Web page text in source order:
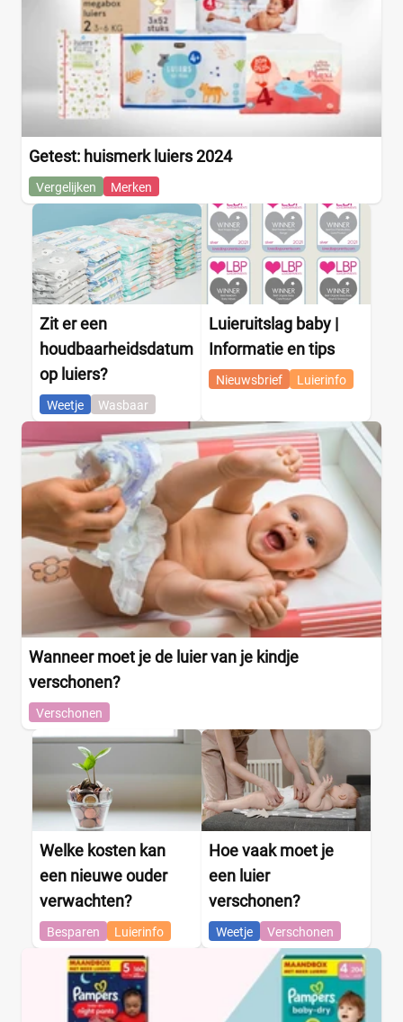
Getest: huismerk luiers 2024
Vergelijken Merken
Zit er een
houdbaarheidsdatum
op luiers?
Weetje Wasbaar
Luieruitslag baby |
Informatie en tips
Nieuwsbrief Luierinfo
Wanneer moet je de luier van je kindje
verschonen?
Verschonen
Welke kosten kan
een nieuwe ouder
verwachten?
Besparen Luierinfo
Hoe vaak moet je
een luier
verschonen?
Weetje Verschonen